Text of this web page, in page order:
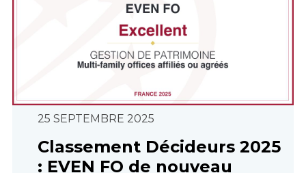
25 SEPTEMBRE 2025
Classement Décideurs 2025
: EVEN FO de nouveau